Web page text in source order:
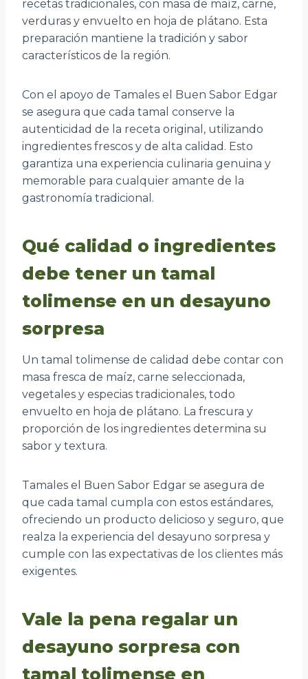
recetas tradicionales, con masa de maíz, carne,
verduras y envuelto en hoja de plátano. Esta
preparación mantiene la tradición y sabor
característicos de la región.
Con el apoyo de Tamales el Buen Sabor Edgar
se asegura que cada tamal conserve la
autenticidad de la receta original, utilizando
ingredientes frescos y de alta calidad. Esto
garantiza una experiencia culinaria genuina y
memorable para cualquier amante de la
gastronomía tradicional.
Qué calidad o ingredientes
debe tener un tamal
tolimense en un desayuno
sorpresa
Un tamal tolimense de calidad debe contar con
masa fresca de maíz, carne seleccionada,
vegetales y especias tradicionales, todo
envuelto en hoja de plátano. La frescura y
proporción de los ingredientes determina su
sabor y textura.
Tamales el Buen Sabor Edgar se asegura de
que cada tamal cumpla con estos estándares,
ofreciendo un producto delicioso y seguro, que
realza la experiencia del desayuno sorpresa y
cumple con las expectativas de los clientes más
exigentes.
Vale la pena regalar un
desayuno sorpresa con
tamal tolimense en